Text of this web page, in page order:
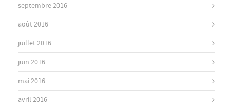
septembre 2016
août 2016
juillet 2016
juin 2016
mai 2016
avril 2016